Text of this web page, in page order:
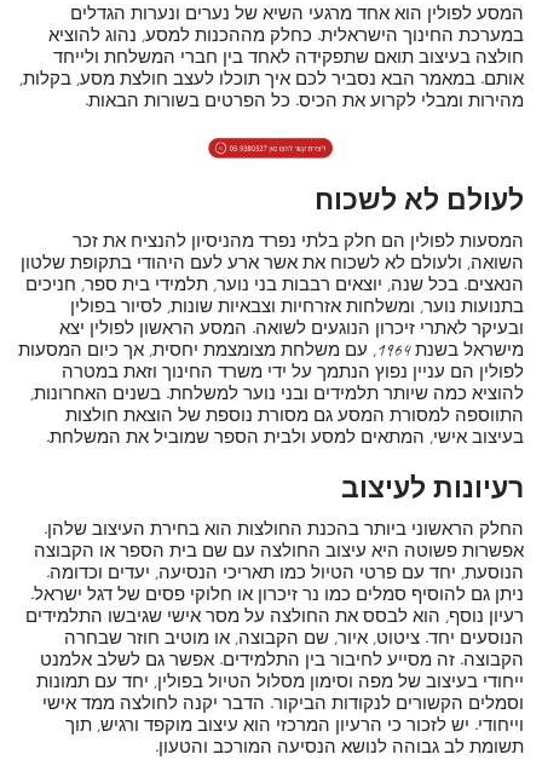
המסע לפולין הוא אחד מרגעי השיא של נערים ונערות הגדלים
במערכת החינוך הישראלית. כחלק מההכנות למסע, נהוג להוציא
חולצה בעיצוב תואם שתפקידה לאחד בין חברי המשלחת ולייחד
אותם. במאמר הבא נסביר לכם איך תוכלו לעצב חולצת מסע, בקלות,
מהירות ומבלי לקרוע את הכיס. כל הפרטים בשורות הבאות.
לעולם לא לשכוח
המסעות לפולין הם חלק בלתי נפרד מהניסיון להנציח את זכר
השואה, ולעולם לא לשכוח את אשר ארע לעם היהודי בתקופת שלטון
הנאצים. בכל שנה, יוצאים רבבות בני נוער, תלמידי בית ספר, חניכים
בתנועות נוער, ומשלחות אזרחיות וצבאיות שונות, לסיור בפולין
ובעיקר לאתרי זיכרון הנוגעים לשואה. המסע הראשון לפולין יצא
מישראל בשנת 1964, עם משלחת מצומצמת יחסית, אך כיום המסעות
לפולין הם עניין נפוץ הנתמך על ידי משרד החינוך וזאת במטרה
להוציא כמה שיותר תלמידים ובני נוער למשלחת. בשנים האחרונות,
התווספה למסורת המסע גם מסורת נוספת של הוצאת חולצות
בעיצוב אישי, המתאים למסע ולבית הספר שמוביל את המשלחת.
רעיונות לעיצוב
החלק הראשוני ביותר בהכנת החולצות הוא בחירת העיצוב שלהן.
אפשרות פשוטה היא עיצוב החולצה עם שם בית הספר או הקבוצה
הנוסעת, יחד עם פרטי הטיול כמו תאריכי הנסיעה, יעדים וכדומה.
ניתן גם להוסיף סמלים כמו נר זיכרון או חלוקי פסים של דגל ישראל.
רעיון נוסף, הוא לבסס את החולצה על מסר אישי שגיבשו התלמידים
הנוסעים יחד. ציטוט, איור, שם הקבוצה, או מוטיב חוזר שבחרה
הקבוצה. זה מסייע לחיבור בין התלמידים. אפשר גם לשלב אלמנט
ייחודי בעיצוב של מפה וסימון מסלול הטיול בפולין, יחד עם תמונות
וסמלים הקשורים לנקודות הביקור. הדבר יקנה לחולצה ממד אישי
וייחודי. יש לזכור כי הרעיון המרכזי הוא עיצוב מוקפד ורגיש, תוך
תשומת לב גבוהה לנושא הנסיעה המורכב והטעון.